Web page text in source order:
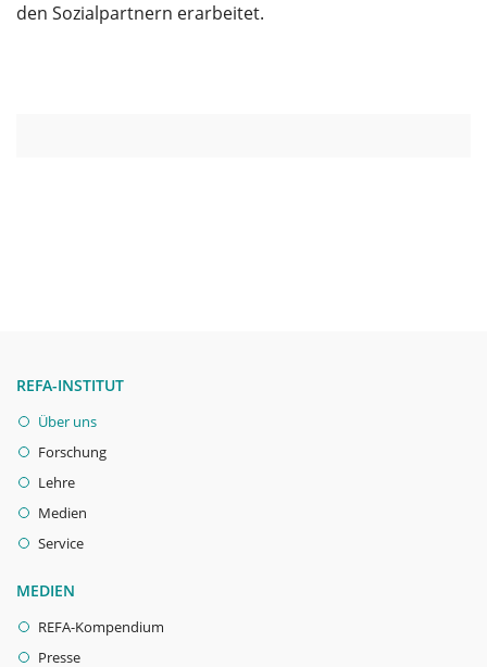
den Sozialpartnern erarbeitet.
REFA-INSTITUT
Über uns
Forschung
Lehre
Medien
Service
MEDIEN
REFA-Kompendium
Presse